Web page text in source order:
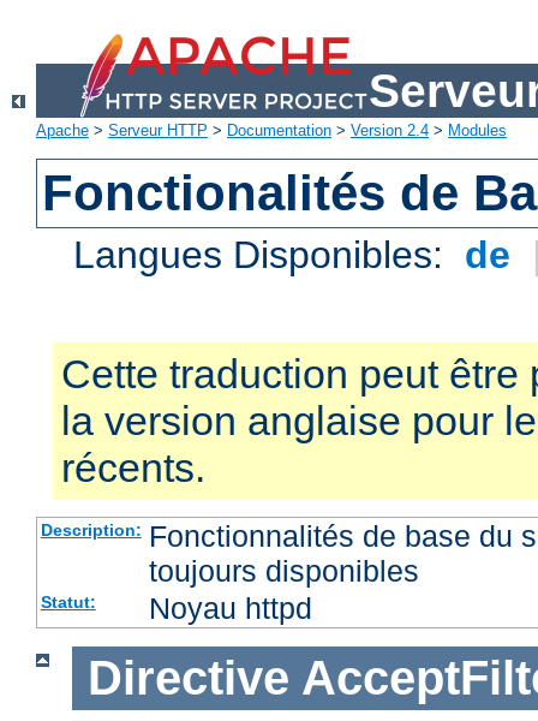
Apache > Serveur HTTP > Documentation > Version 2.4 > Modules
Fonctionalités de
Langues Disponibles: de
Cette traduction peut être
la version anglaise pour
récents.
Description: Fonctionnalités de base du
toujours disponibles
Statut: Noyau httpd
Directive